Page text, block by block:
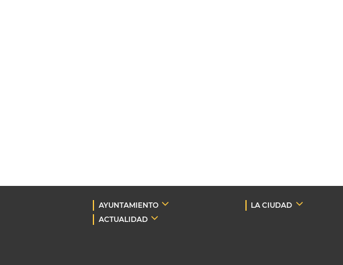
AYUNTAMIENTO LA CIUDAD
ACTUALIDAD